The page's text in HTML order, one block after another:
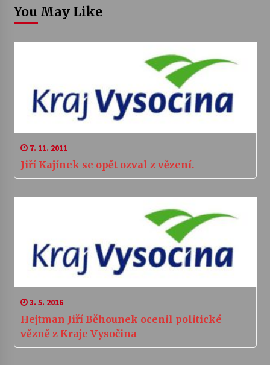
You May Like
7. 11. 2011
Jiří Kajínek se opět ozval z vězení.
3. 5. 2016
Hejtman Jiří Běhounek ocenil politické
vězně z Kraje Vysočina